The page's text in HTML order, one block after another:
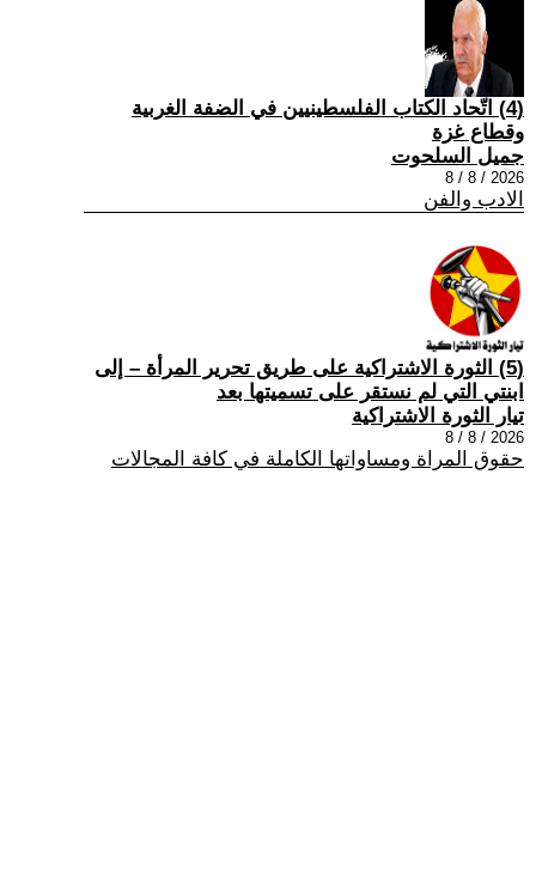
(4) اتّحاد الكتاب الفلسطينيين في الضفة الغربية
وقطاع غزة
جميل السلحوت
2026 / 8 / 8
الادب والفن
(5) الثورة الاشتراكية على طريق تحرير المرأة – إلى
ابنتي التي لم نستقر على تسميتها بعد
تيار الثورة الاشتراكية
2026 / 8 / 8
حقوق المراة ومساواتها الكاملة في كافة المجالات